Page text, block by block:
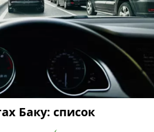
Баку: список